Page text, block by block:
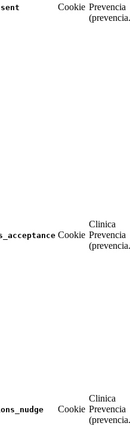
Cookie Prevencia
Cookie
Clinica
Prevencia
Cookie
Clinica
Prevencia